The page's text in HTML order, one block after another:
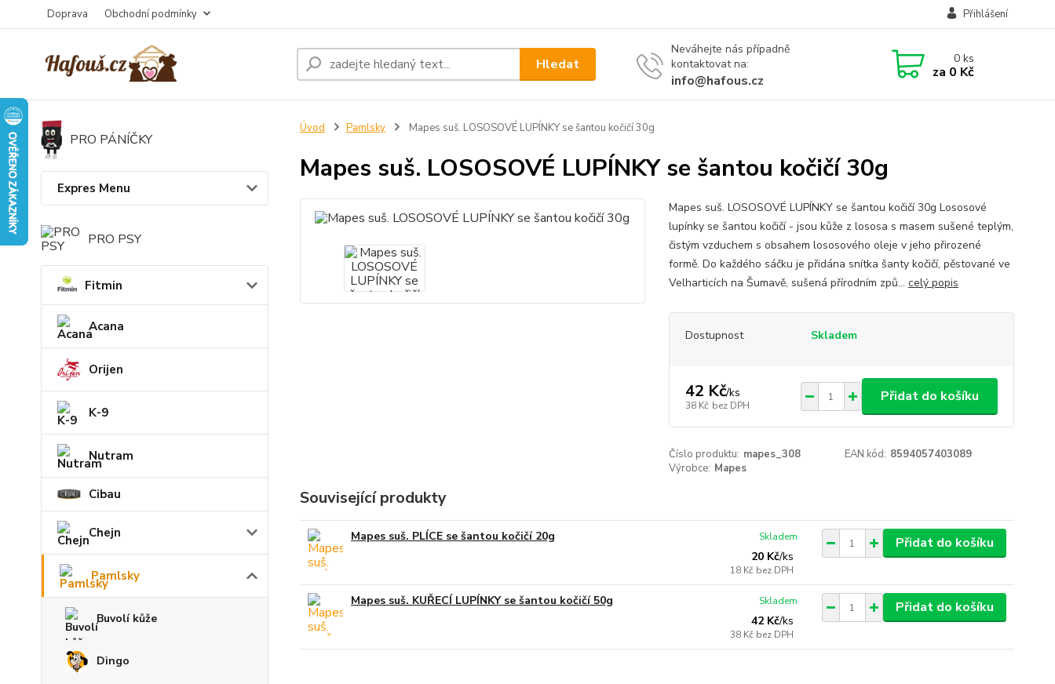
Doprava Obchodní podmínky Přihlášení
Hledat
Neváhejte nás případně
kontaktovat na:
info@hafous.cz
0ks
za 0 Kč
PRO PÁNÍČKY
Expres Menu
PRO PSY
Fitmin
Acana
Orijen
K-9
Nutram
Cibau
Chejn
Pamlsky
Buvolí kůže
Dingo
Úvod Pamlsky Mapes suš. LOSOSOVÉ LUPÍNKY se šantou kočičí 30g
Mapes suš. LOSOSOVÉ LUPÍNKY se šantou kočičí 30g
Mapes suš. LOSOSOVÉ LUPÍNKY se šantou kočičí 30g Lososové
lupínky se šantou kočičí - jsou kůže z lososa s masem sušené teplým,
čistým vzduchem s obsahem lososového oleje v jeho přirozené
formě. Do každého sáčku je přidána snítka šanty kočičí, pěstované ve
Velharticích na Šumavě, sušená přírodním způ... celý popis
Dostupnost Skladem
42 Kč/ks
38 Kč bez DPH
Přidat do košíku
Číslo produktu: mapes_308 EAN kód: 8594057403089
Výrobce: Mapes
Související produkty
Mapes suš. PLÍCE se šantou kočičí 20g
20 Kč/ks
18 Kč bez DPH
Skladem Přidat do košíku
Mapes suš. KUŘECÍ LUPÍNKY se šantou kočičí 50g
42 Kč/ks
38 Kč bez DPH
Skladem Přidat do košíku